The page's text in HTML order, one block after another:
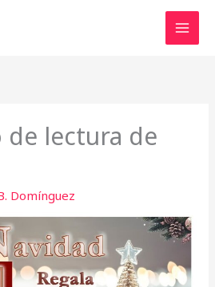
lectura de
Domínguez